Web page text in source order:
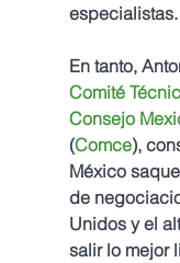
especialistas.
En tanto,
Comité
Consejo
(Comce),
México
de
Unidos y el
salir lo mejor